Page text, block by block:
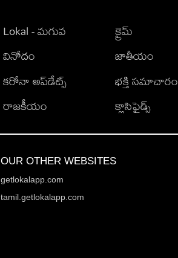
Lokal - మగువ
వినోదం
కరోనా అప్‌డేట్స్
రాజకీయం
క్రైమ్
జాతీయం
భక్తి సమాచారం
క్లాసిఫైడ్స్
OUR OTHER WEBSITES
getlokalapp.com
tamil.getlokalapp.com